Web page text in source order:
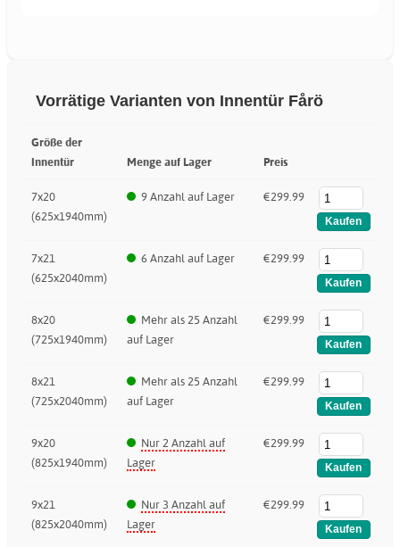
Vorrätige Varianten von Innentür Fårö
Größe der
Innentür
Menge auf Lager Preis
7x20
(625x1940mm)
9 Anzahl auf Lager €299.99
7x21
(625x2040mm)
6 Anzahl auf Lager €299.99
8x20
(725x1940mm)
Mehr als 25 Anzahl
auf Lager
€299.99
8x21
(725x2040mm)
Mehr als 25 Anzahl
auf Lager
€299.99
9x20
(825x1940mm)
Nur 2 Anzahl auf
Lager
€299.99
9x21
(825x2040mm)
Nur 3 Anzahl auf
Lager
€299.99